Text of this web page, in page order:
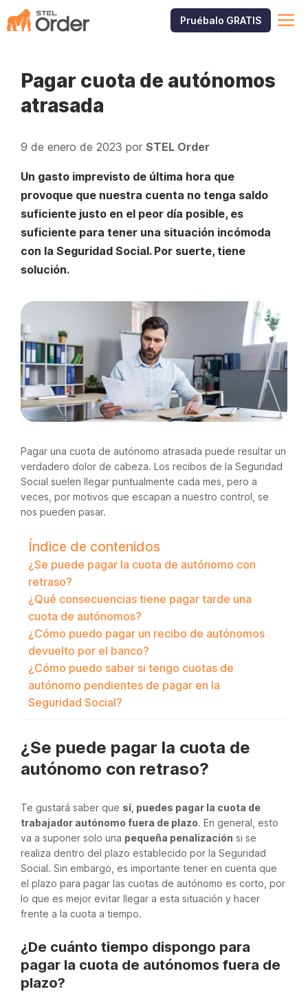
Saltar
al
Pruébalo GRATIS
Pagar cuota de autónomos
atrasada
9 de enero de 2023 por STEL Order
Un gasto imprevisto de última hora que
provoque que nuestra cuenta no tenga saldo
suficiente justo en el peor día posible, es
suficiente para tener una situación incómoda
con la Seguridad Social. Por suerte, tiene
solución.
Pagar una cuota de autónomo atrasada puede resultar un
verdadero dolor de cabeza. Los recibos de la Seguridad
Social suelen llegar puntualmente cada mes, pero a
veces, por motivos que escapan a nuestro control, se
nos pueden pasar.
Índice de contenidos
¿Se puede pagar la cuota de autónomo con
retraso?
¿Qué consecuencias tiene pagar tarde una
cuota de autónomos?
¿Cómo puedo pagar un recibo de autónomos
devuelto por el banco?
¿Cómo puedo saber si tengo cuotas de
autónomo pendientes de pagar en la
Seguridad Social?
¿Se puede pagar la cuota de
autónomo con retraso?
Te gustará saber que sí, puedes pagar la cuota de
trabajador autónomo fuera de plazo. En general, esto
va a suponer solo una pequeña penalización si se
realiza dentro del plazo establecido por la Seguridad
Social. Sin embargo, es importante tener en cuenta que
el plazo para pagar las cuotas de autónomo es corto, por
lo que es mejor evitar llegar a esta situación y hacer
frente a la cuota a tiempo.
¿De cuánto tiempo dispongo para
pagar la cuota de autónomos fuera de
plazo?